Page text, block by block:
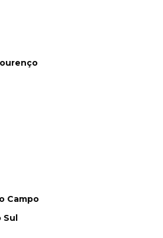
Campo
Sul